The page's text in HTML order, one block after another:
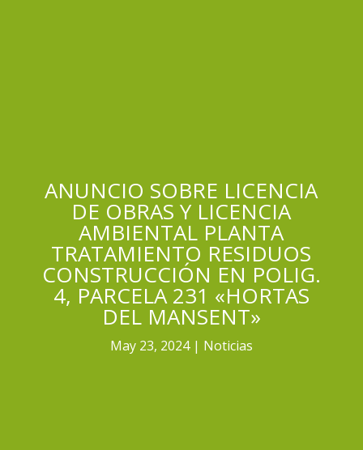
ANUNCIO SOBRE LICENCIA
DE OBRAS Y LICENCIA
AMBIENTAL PLANTA
TRATAMIENTO RESIDUOS
CONSTRUCCIÓN EN POLIG.
4, PARCELA 231 «HORTAS
DEL MANSENT»
May 23, 2024 Noticias